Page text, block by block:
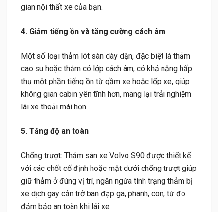
gian nội thất xe của bạn.
4. Giảm tiếng ồn và tăng cường cách âm
Một số loại thảm lót sàn dày dặn, đặc biệt là thảm
cao su hoặc thảm có lớp cách âm, có khả năng hấp
thụ một phần tiếng ồn từ gầm xe hoặc lốp xe, giúp
không gian cabin yên tĩnh hơn, mang lại trải nghiệm
lái xe thoải mái hơn.
5. Tăng độ an toàn
Chống trượt: Thảm sàn xe Volvo S90 được thiết kế
với các chốt cố định hoặc mặt dưới chống trượt giúp
giữ thảm ở đúng vị trí, ngăn ngừa tình trạng thảm bị
xê dịch gây cản trở bàn đạp ga, phanh, côn, từ đó
đảm bảo an toàn khi lái xe.